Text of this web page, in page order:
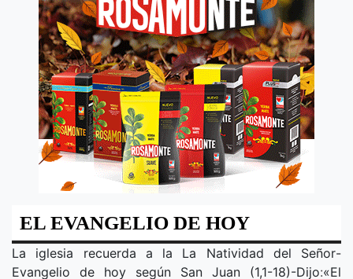
EL EVANGELIO DE HOY
La iglesia recuerda a la La Natividad del Señor-
Evangelio de hoy según San Juan (1,1-18)-Dijo:«El